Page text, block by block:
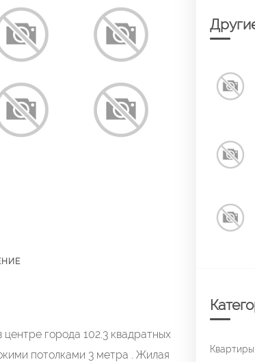
города 102.3 квадратных
потолками 3 метра . Жилая
Квартиры